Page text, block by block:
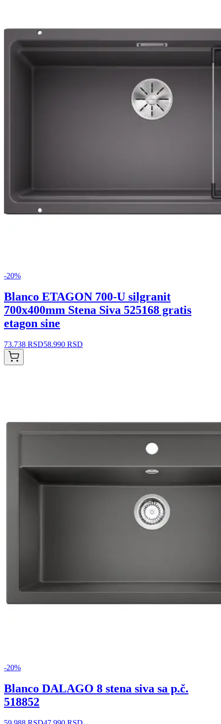
-20%
Blanco ETAGON 700-U silgranit
700x400mm Stena Siva 525168 gratis
etagon sine
73.738 RSD58.990 RSD
-20%
Blanco DALAGO 8 stena siva sa p.č.
518852